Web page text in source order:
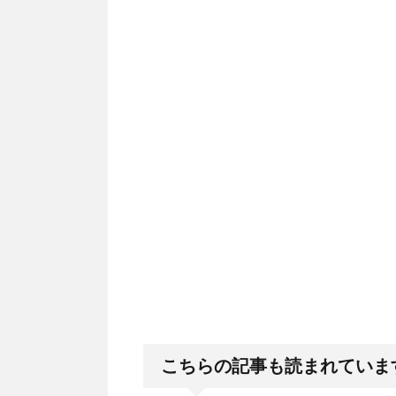
こちらの記事も読まれていま